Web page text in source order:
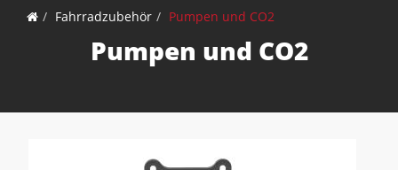
Fahrradzubehör Pumpen und CO2
Pumpen und CO2